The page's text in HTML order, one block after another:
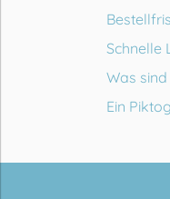
Schnelle
Was
Ein